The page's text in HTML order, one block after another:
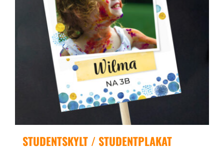
STUDENTSKYLT / STUDENTPLAKAT